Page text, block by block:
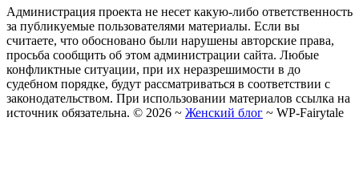
Администрация проекта не несет какую-либо ответственность
за публикуемые пользователями материалы. Если вы
считаете, что обосновано были нарушены авторские права,
просьба сообщить об этом администрации сайта. Любые
конфликтные ситуации, при их неразрешимости в до
судебном порядке, будут рассматриваться в соответствии с
законодательством. При использовании материалов ссылка на
источник обязательна. © 2026 ~ Женский блог ~ WP-Fairytale